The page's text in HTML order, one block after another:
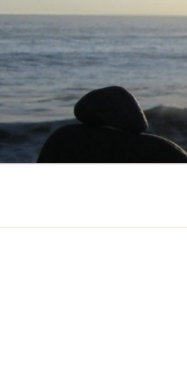
Inhalt
springen